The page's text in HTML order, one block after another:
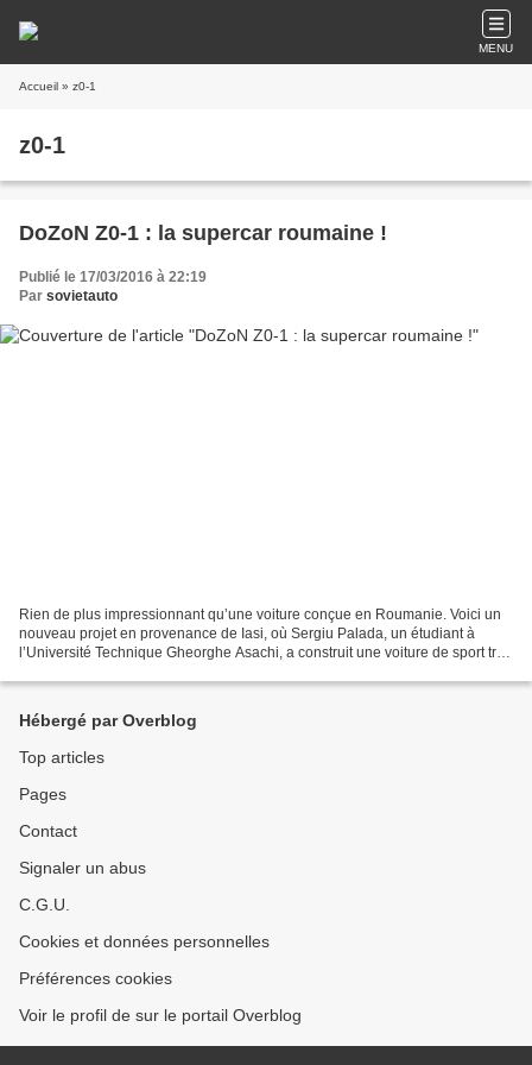
MENU
Accueil » z0-1
z0-1
DoZoN Z0-1 : la supercar roumaine !
Publié le 17/03/2016 à 22:19
Par sovietauto
Rien de plus impressionnant qu’une voiture conçue en Roumanie. Voici un
nouveau projet en provenance de Iasi, où Sergiu Palada, un étudiant à
l’Université Technique Gheorghe Asachi, a construit une voiture de sport très
Hébergé par Overblog
Top articles
Pages
Contact
Signaler un abus
C.G.U.
Cookies et données personnelles
Préférences cookies
Voir le profil de sur le portail Overblog